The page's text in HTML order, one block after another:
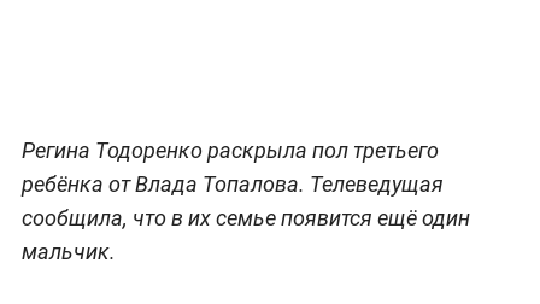
Регина Тодоренко раскрыла пол третьего
ребёнка от Влада Топалова. Телеведущая
сообщила, что в их семье появится ещё один
мальчик.